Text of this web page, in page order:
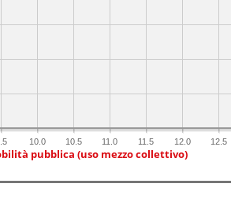
10.0 10.5 11.0 11.5 12.0 12.5
pubblica (uso mezzo collettivo)